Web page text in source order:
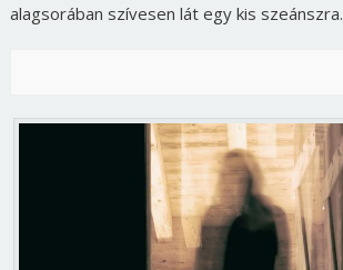
alagsorában szívesen lát egy kis szeánszra.